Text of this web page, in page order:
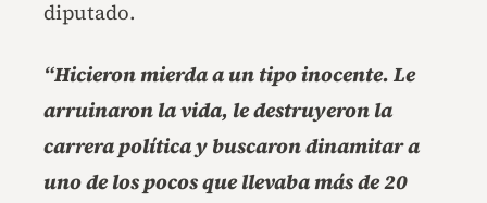
diputado.
“Hicieron mierda a un tipo inocente. Le
arruinaron la vida, le destruyeron la
carrera política y buscaron dinamitar a
uno de los pocos que llevaba más de 20